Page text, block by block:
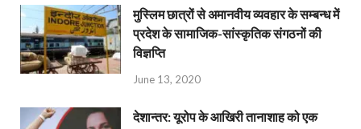
मुस्लिम छात्रों से अमानवीय व्यवहार के सम्बन्ध में
प्रदेश के सामाजिक-सांस्कृतिक संगठनों की
विज्ञप्ति
June 13, 2020
देशान्‍तर: यूरोप के आखिरी तानाशाह को एक